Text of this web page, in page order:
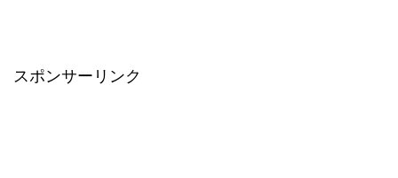
スポンサーリンク